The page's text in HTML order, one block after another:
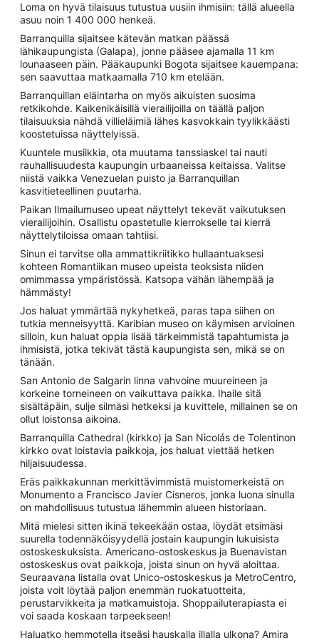
Loma on hyvä tilaisuus tutustua uusiin ihmisiin: tällä alueella
asuu noin 1 400 000 henkeä.
Barranquilla sijaitsee kätevän matkan päässä
lähikaupungista (Galapa), jonne pääsee ajamalla 11 km
lounaaseen päin. Pääkaupunki Bogota sijaitsee kauempana:
sen saavuttaa matkaamalla 710 km etelään.
Barranquillan eläintarha on myös aikuisten suosima
retkikohde. Kaikenikäisillä vierailijoilla on täällä paljon
tilaisuuksia nähdä villieläimiä lähes kasvokkain tyylikkäästi
koostetuissa näyttelyissä.
Kuuntele musiikkia, ota muutama tanssiaskel tai nauti
rauhallisuudesta kaupungin urbaaneissa keitaissa. Valitse
niistä vaikka Venezuelan puisto ja Barranquillan
kasvitieteellinen puutarha.
Paikan Ilmailumuseo upeat näyttelyt tekevät vaikutuksen
vierailijoihin. Osallistu opastetulle kierrokselle tai kierrä
näyttelytiloissa omaan tahtiisi.
Sinun ei tarvitse olla ammattikriitikko hullaantuaksesi
kohteen Romantiikan museo upeista teoksista niiden
omimmassa ympäristössä. Katsopa vähän lähempää ja
hämmästy!
Jos haluat ymmärtää nykyhetkeä, paras tapa siihen on
tutkia menneisyyttä. Karibian museo on käymisen arvioinen
silloin, kun haluat oppia lisää tärkeimmistä tapahtumista ja
ihmisistä, jotka tekivät tästä kaupungista sen, mikä se on
tänään.
San Antonio de Salgarin linna vahvoine muureineen ja
korkeine torneineen on vaikuttava paikka. Ihaile sitä
sisältäpäin, sulje silmäsi hetkeksi ja kuvittele, millainen se on
ollut loistonsa aikoina.
Barranquilla Cathedral (kirkko) ja San Nicolás de Tolentinon
kirkko ovat loistavia paikkoja, jos haluat viettää hetken
hiljaisuudessa.
Eräs paikkakunnan merkittävimmistä muistomerkeistä on
Monumento a Francisco Javier Cisneros, jonka luona sinulla
on mahdollisuus tutustua lähemmin alueen historiaan.
Mitä mielesi sitten ikinä tekeekään ostaa, löydät etsimäsi
suurella todennäköisyydellä jostain kaupungin lukuisista
ostoskeskuksista. Americano-ostoskeskus ja Buenavistan
ostoskeskus ovat paikkoja, joista sinun on hyvä aloittaa.
Seuraavana listalla ovat Unico-ostoskeskus ja MetroCentro,
joista voit löytää paljon enemmän ruokatuotteita,
perustarvikkeita ja matkamuistoja. Shoppailuterapiasta ei
voi saada koskaan tarpeekseen!
Haluatko hemmotella itseäsi hauskalla illalla ulkona? Amira